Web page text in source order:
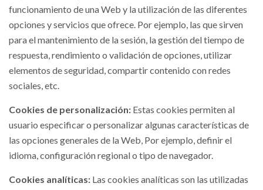
funcionamiento de una Web y la utilización de las diferentes
opciones y servicios que ofrece. Por ejemplo, las que sirven
para el mantenimiento de la sesión, la gestión del tiempo de
respuesta, rendimiento o validación de opciones, utilizar
elementos de seguridad, compartir contenido con redes
sociales, etc.
Cookies de personalización: Estas cookies permiten al
usuario especificar o personalizar algunas características de
las opciones generales de la Web, Por ejemplo, definir el
idioma, configuración regional o tipo de navegador.
Cookies analíticas: Las cookies analíticas son las utilizadas